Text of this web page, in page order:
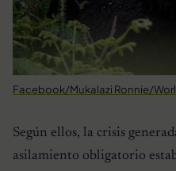
Facebook/Mukalazi Ronnie/
Según ellos, la crisis
asilamiento obligatorio